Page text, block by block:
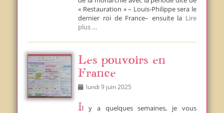
« Restauration » – Louis-Philippe sera le
dernier roi de France– ensuite la Lire
plus …
Les pouvoirs en
France
Postedlundi 9 juin 2025
Il y a quelques semaines, je vous